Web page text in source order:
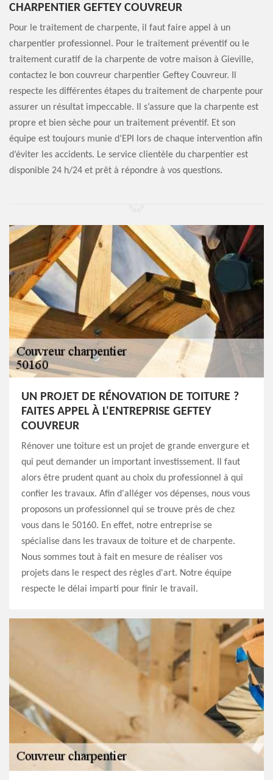
CHARPENTIER GEFTEY COUVREUR
Pour le traitement de charpente, il faut faire appel à un
charpentier professionnel. Pour le traitement préventif ou le
traitement curatif de la charpente de votre maison à Gieville,
contactez le bon couvreur charpentier Geftey Couvreur. Il
respecte les différentes étapes du traitement de charpente pour
assurer un résultat impeccable. Il s’assure que la charpente est
propre et bien sèche pour un traitement préventif. Et son
équipe est toujours munie d’EPI lors de chaque intervention afin
d’éviter les accidents. Le service clientèle du charpentier est
disponible 24 h/24 et prêt à répondre à vos questions.
UN PROJET DE RÉNOVATION DE TOITURE ?
FAITES APPEL À L'ENTREPRISE GEFTEY
COUVREUR
Rénover une toiture est un projet de grande envergure et
qui peut demander un important investissement. Il faut
alors être prudent quant au choix du professionnel à qui
confier les travaux. Afin d'alléger vos dépenses, nous vous
proposons un professionnel qui se trouve près de chez
vous dans le 50160. En effet, notre entreprise se
spécialise dans les travaux de toiture et de charpente.
Nous sommes tout à fait en mesure de réaliser vos
projets dans le respect des règles d'art. Notre équipe
respecte le délai imparti pour finir le travail.